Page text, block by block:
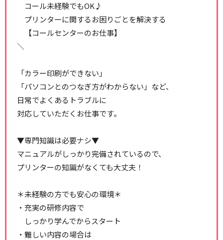
コール未経験でもOK♪
プリンターに関するお困りごとを解決する
【コールセンターのお仕事】
＼
「カラー印刷ができない」
「パソコンとのつなぎ方がわからない」など、
日常でよくあるトラブルに
対応していただくお仕事です。
▼専門知識は必要ナシ▼
マニュアルがしっかり完備されているので、
プリンターの知識がなくても大丈夫！
＊未経験の方でも安心の環境＊
・充実の研修内容で
しっかり学んでからスタート
・難しい内容の場合は